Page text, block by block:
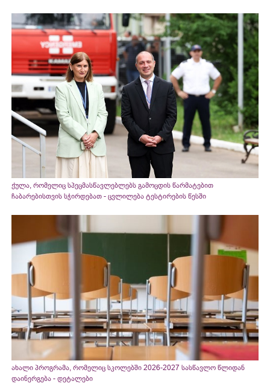
ქულა, რომელიც სპეცმასწავლებლებს გამოცდის წარმატებით
ჩაბარებისთვის სჭირდებათ - ცვლილება ტესტირების წესში
ახალი პროგრამა, რომელიც სკოლებში 2026-2027 სასწავლო წლიდან
დაინერგება - დეტალები